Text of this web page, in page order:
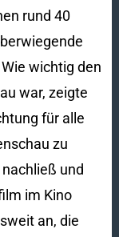
rund 40
wichtig den
war, zeigte
für alle
zu
und
im Kino
an, die